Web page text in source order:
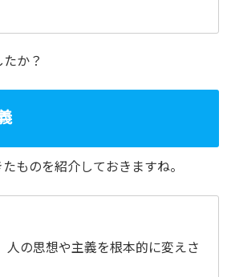
か？
ものを紹介しておきますね。
人の思想や主義を根本的に変えさ